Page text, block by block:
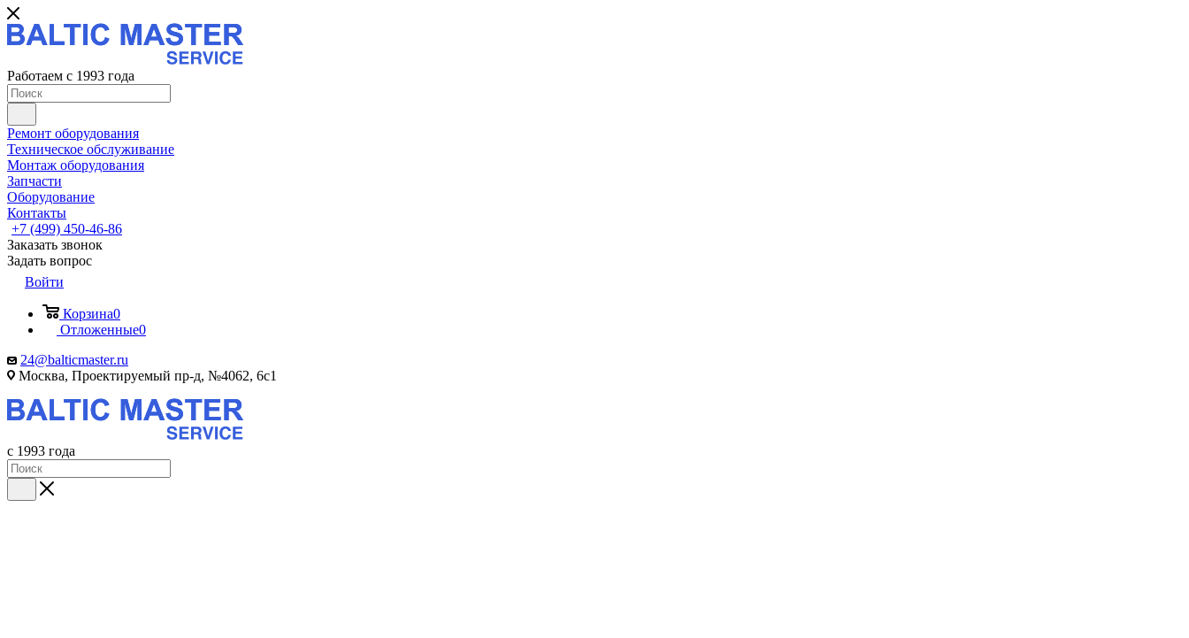
Работаем с 1993 года
Ремонт оборудования
Техническое обслуживание
Монтаж оборудования
Запчасти
Оборудование
Контакты
+7 (499) 450-46-86
Заказать звонок
Задать вопрос
Войти
Корзина0
Отложенные0
24@balticmaster.ru
Москва, Проектируемый пр-д, №4062, 6с1
с 1993 года